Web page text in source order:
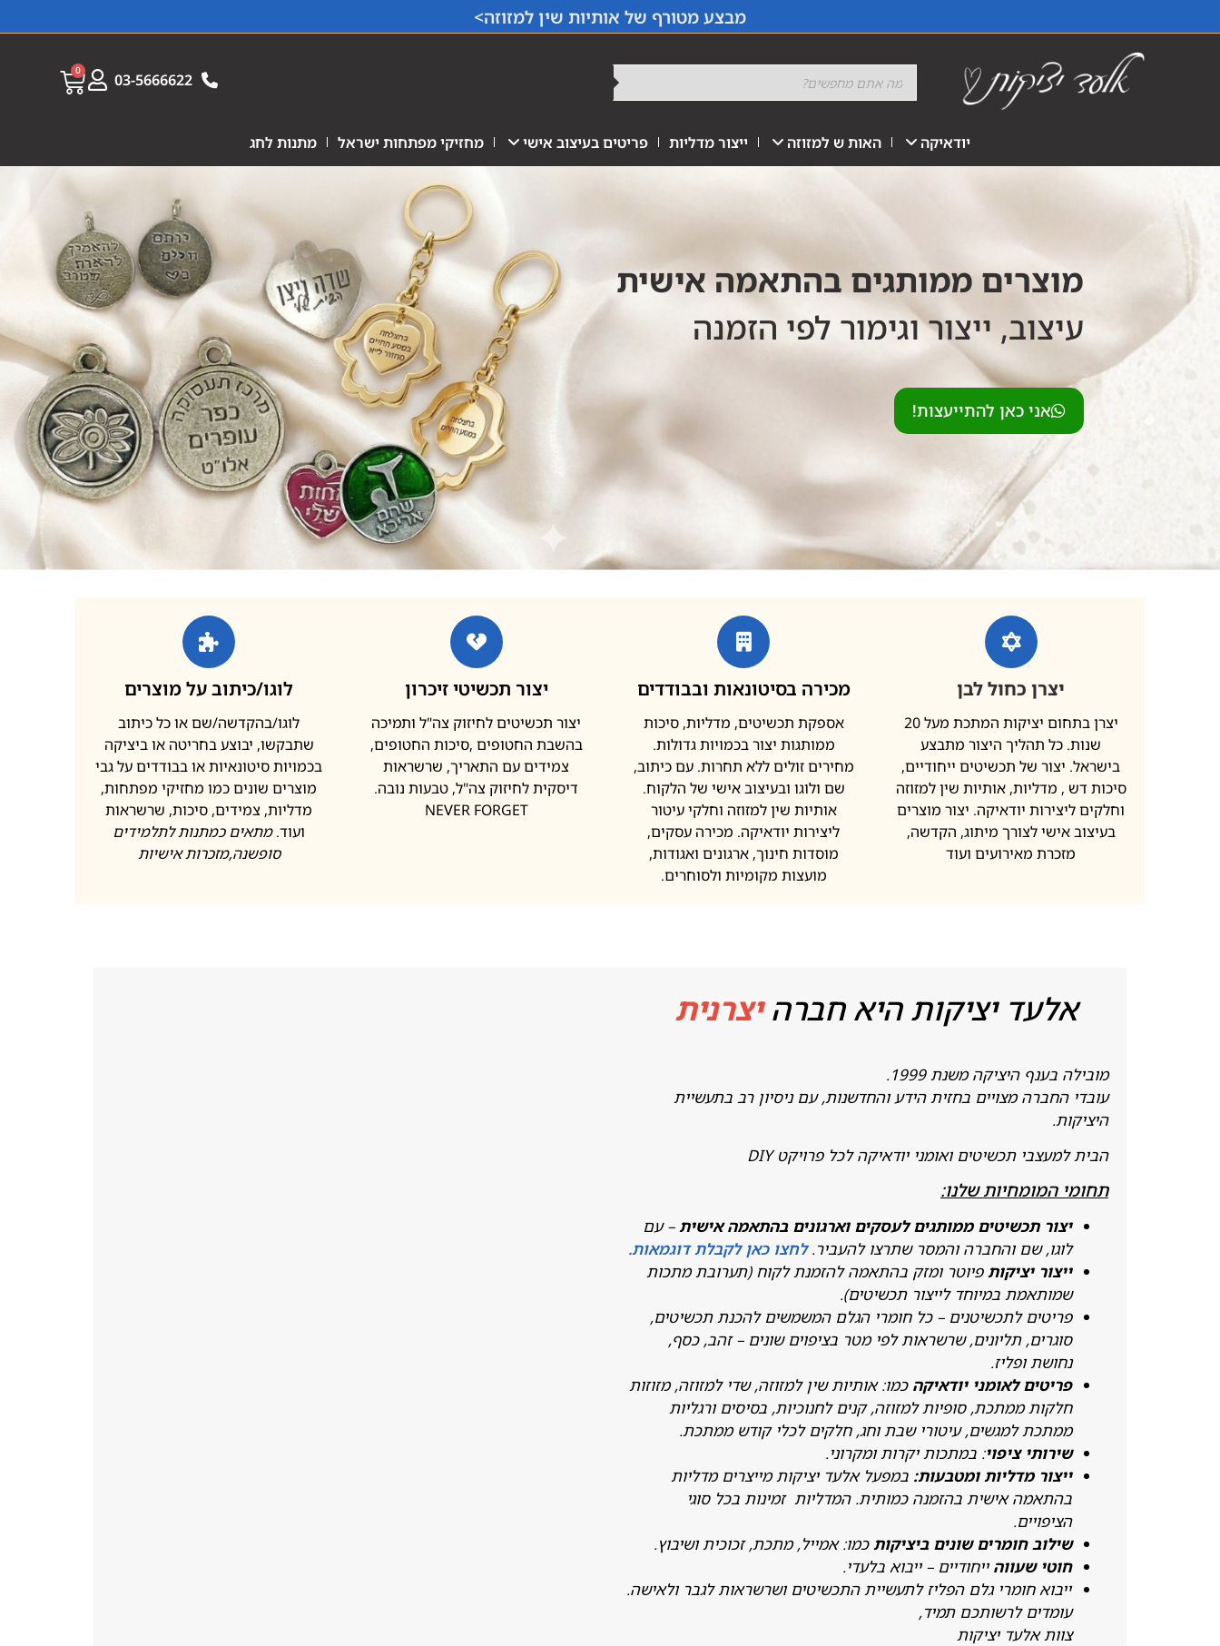
מבצע מטורף של אותיות שין למזוזה>
03-5666622
0
יודאיקה האות ש למזוזה ייצור מדליות פריטים בעיצוב אישי מחזיקי מפתחות ישראל מתנות לחג
מוצרים ממותגים בהתאמה אישית
עיצוב, ייצור וגימור לפי הזמנה
אני כאן להתייעצות!
יצרן כחול לבן
יצרן בתחום יציקות המתכת מעל 20
שנות. כל תהליך היצור מתבצע
בישראל. יצור של תכשיטים ייחודיים,
סיכות דש , מדליות, אותיות שין למזוזה
וחלקים ליצירות יודאיקה. יצור מוצרים
בעיצוב אישי לצורך מיתוג, הקדשה,
מזכרת מאירועים ועוד
מכירה בסיטונאות ובבודדים
אספקת תכשיטים, מדליות, סיכות
ממותגות יצור בכמויות גדולות.
מחירים זולים ללא תחרות. עם כיתוב,
שם ולוגו ובעיצוב אישי של הלקוח.
אותיות שין למזוזה וחלקי עיטור
ליצירות יודאיקה. מכירה עסקים,
מוסדות חינוך, ארגונים ואגודות,
מועצות מקומיות ולסוחרים.
יצור תכשיטי זיכרון
יצור תכשיטים לחיזוק צה"ל ותמיכה
בהשבת החטופים ,סיכות החטופים,
צמידים עם התאריך, שרשראות
דיסקית לחיזוק צה"ל, טבעות נובה.
NEVER FORGET
לוגו/כיתוב על מוצרים
לוגו/בהקדשה/שם או כל כיתוב
שתבקשו, יבוצע בחריטה או ביציקה
בכמויות סיטונאיות או בבודדים על גבי
מוצרים שונים כמו מחזיקי מפתחות,
מדליות, צמידים, סיכות, שרשראות
ועוד.מתאים כמתנות לתלמידים
סופשנה,מזכרות אישיות
אלעד יציקות היא חברה יצרנית
מובילה בענף היציקה משנת 1999.
עובדי החברה מצויים בחזית הידע והחדשנות, עם ניסיון רב בתעשיית
היציקות.
הבית למעצבי תכשיטים ואומני יודאיקה לכל פרויקט DIY
תחומי המומחיות שלנו:
יצור תכשיטים ממותגים לעסקים וארגונים בהתאמה אישית– עם
לוגו, שם והחברה והמסר שתרצו להעביר.לחצו כאן לקבלת דוגמאות.
ייצור יציקותפיוטר ומזק בהתאמה להזמנת לקוח (תערובת מתכות
שמותאמת במיוחד לייצור תכשיטים).
פריטים לתכשיטנים – כל חומרי הגלם המשמשים להכנת תכשיטים,
סוגרים, תליונים, שרשראות לפי מטר בציפוים שונים – זהב, כסף,
נחושת ופליז.
פריטים לאומני יודאיקה כמו: אותיות שין למזוזה, שדי למזוזה, מזוזות
חלקות ממתכת, סופיות למזוזה, קנים לחנוכיות, בסיסים ורגליות
ממתכת למגשים, עיטורי שבת וחג, חלקים לכלי קודש ממתכת.
שירותי ציפוי: במתכות יקרות ומקרוני.
ייצור מדליות ומטבעות: במפעל אלעד יציקות מייצרים מדליות
בהתאמה אישית בהזמנה כמותית. המדליות זמינות בכל סוגי
הציפויים.
שילוב חומרים שונים ביציקותכמו: אמייל, מתכת, זכוכית ושיבוץ.
חוטי שעווהייחודיים – ייבוא בלעדי.
ייבוא חומרי גלם הפליז לתעשיית התכשיטים ושרשראות לגבר ולאישה.
עומדים לרשותכם תמיד,
צוות אלעד יציקות